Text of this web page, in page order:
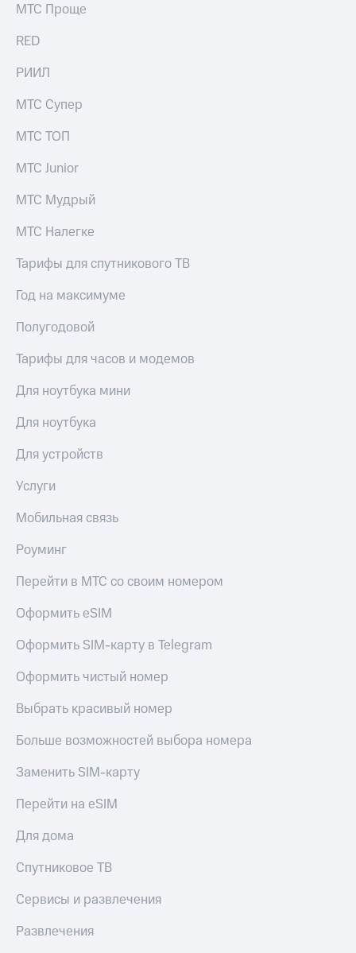
МТС Проще
RED
РИИЛ
МТС Супер
МТС ТОП
МТС Junior
МТС Мудрый
МТС Налегке
Тарифы для спутникового ТВ
Год на максимуме
Полугодовой
Тарифы для часов и модемов
Для ноутбука мини
Для ноутбука
Для устройств
Услуги
Мобильная связь
Роуминг
Перейти в МТС со своим номером
Оформить eSIM
Оформить SIM-карту в Telegram
Оформить чистый номер
Выбрать красивый номер
Больше возможностей выбора номера
Заменить SIM-карту
Перейти на eSIM
Для дома
Спутниковое ТВ
Сервисы и развлечения
Развлечения